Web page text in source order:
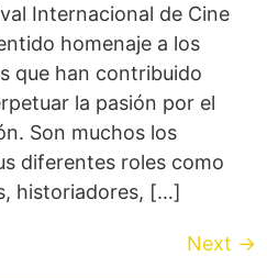
Internacional de Cine
homenaje a los
que han contribuido
la pasión por el
Son muchos los
diferentes roles como
historiadores, […]
Next →